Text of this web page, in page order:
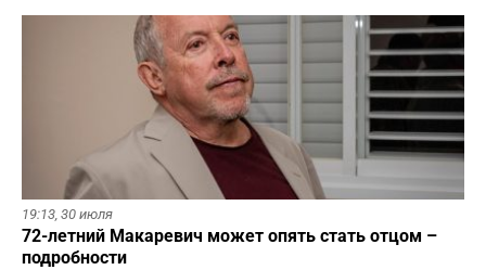
19:13, 30 июля
72-летний Макаревич может опять стать отцом –
подробности